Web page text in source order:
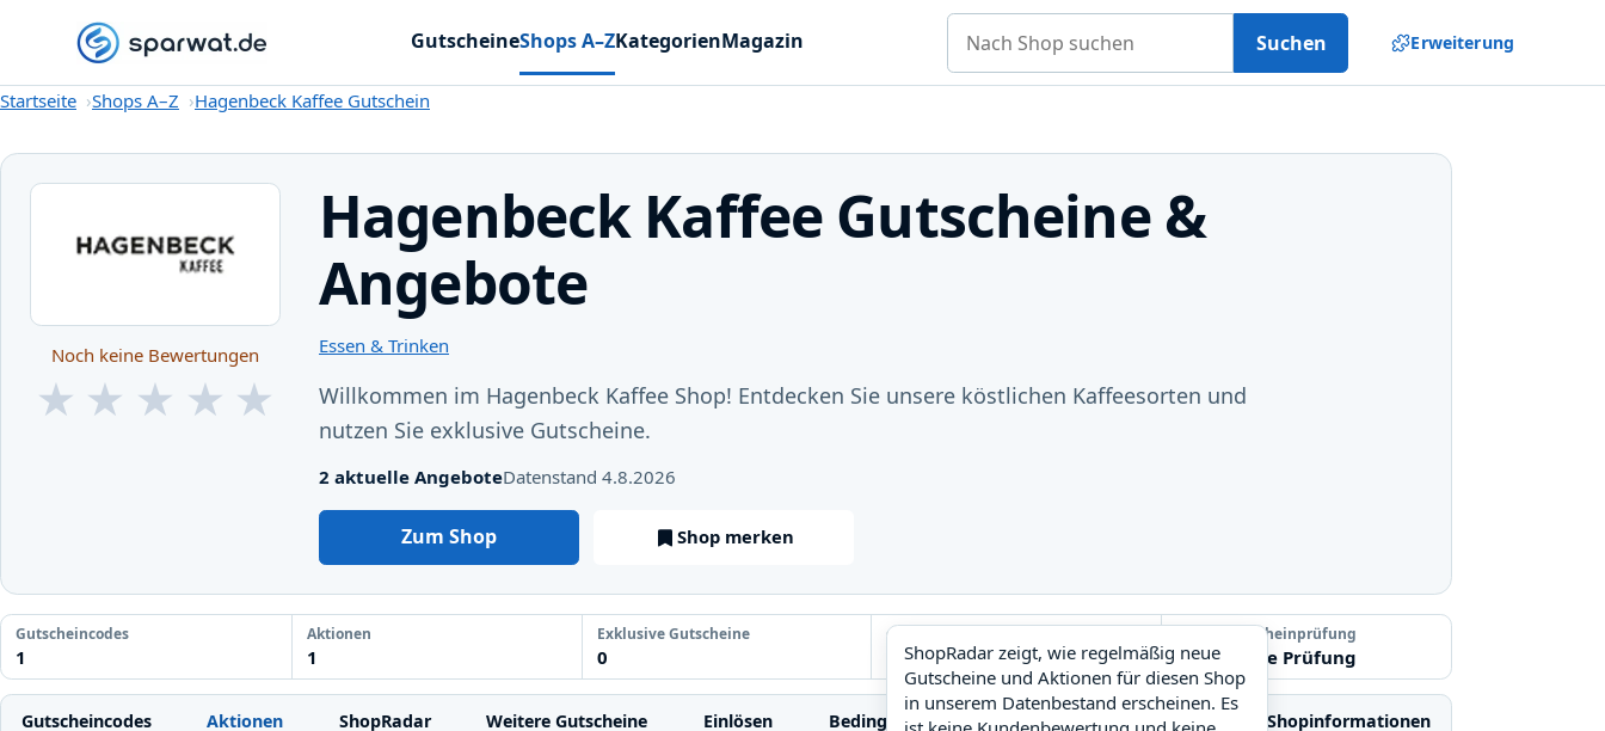
Startseite
GutscheineShops A–ZKategorienMagazin
Nach Shop suchen
Suchen Erweiterung
Startseite Shops A–Z Hagenbeck Kaffee Gutschein
Noch keine Bewertungen
★ ★ ★ ★ ★
Hagenbeck Kaffee Gutscheine &
Angebote
Essen & Trinken
Willkommen im Hagenbeck Kaffee Shop! Entdecken Sie unsere köstlichen Kaffeesorten und
nutzen Sie exklusive Gutscheine.
2 aktuelle AngeboteDatenstand 4.8.2026
Zum Shop Shop merken
Gutscheincodes
1
Aktionen
1
Exklusive Gutscheine
0
ShopRadar
noch keine Daten
ShopRadar zeigt, wie regelmäßig neue
Gutscheine und Aktionen für diesen Shop
in unserem Datenbestand erscheinen. Es
Letzte Gutscheinprüfung
Noch keine Prüfung
Gutscheincodes Aktionen ShopRadar Weitere Gutscheine Einlösen Bedingungen FAQ Ähnliche Shops Shopinformationen